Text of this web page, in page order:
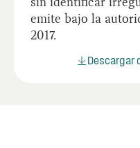
emite bajo la
2017.
Descargar